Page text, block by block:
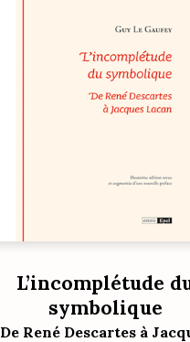
L’incomplétude
symbolique
De René Descartes à